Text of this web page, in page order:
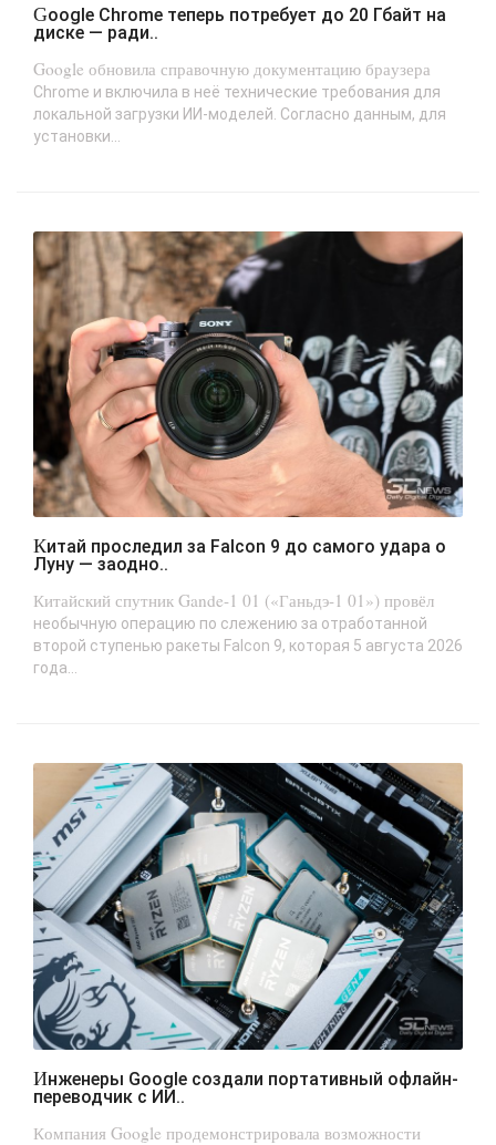
Google Chrome теперь потребует до 20 Гбайт на
диске — ради..
Google обновила справочную документацию браузера
Chrome и включила в неё технические требования для
локальной загрузки ИИ-моделей. Согласно данным, для
установки...
Китай проследил за Falcon 9 до самого удара о
Луну — заодно..
Китайский спутник Gande-1 01 («Ганьдэ-1 01») провёл
необычную операцию по слежению за отработанной
второй ступенью ракеты Falcon 9, которая 5 августа 2026
года...
Инженеры Google создали портативный офлайн-
переводчик с ИИ..
Компания Google продемонстрировала возможности